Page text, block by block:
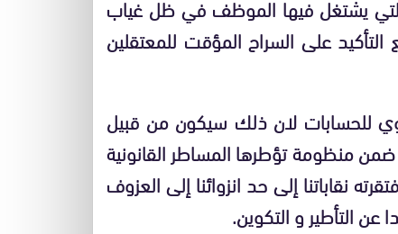
التي يشتغل فيها الموظف في ظل غياب
على السراح المؤقت للمعتقلين
للحسابات لان ذلك سيكون من قبيل
ضمن منظومة تؤطرها المساطر القانونية
نقاباتنا إلى حد انزوائنا إلى العزوف
التأطير و التكوين.